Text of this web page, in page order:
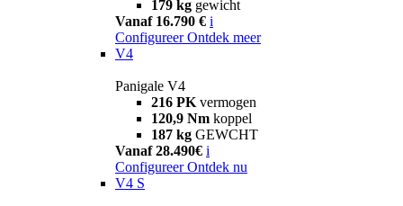
179 kg gewicht
Vanaf 16.790 € i
Configureer Ontdek meer
V4
Panigale V4
216 PK vermogen
120,9 Nm koppel
187 kg GEWCHT
Vanaf 28.490€ i
Configureer Ontdek nu
V4 S